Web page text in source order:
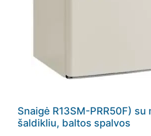
Snaigė R13SM-PRR50F) su
šaldikliu, baltos spalvos